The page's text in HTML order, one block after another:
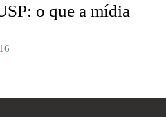
o que a mídia